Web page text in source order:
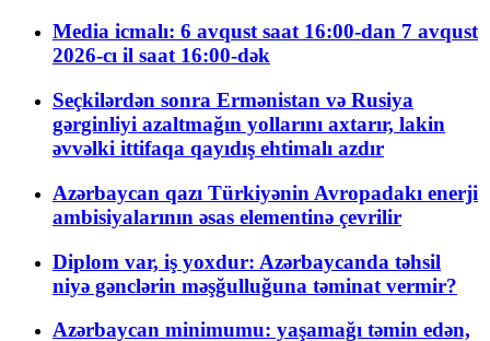
Media icmalı: 6 avqust saat 16:00-dan 7 avqust
2026-cı il saat 16:00-dək
Seçkilərdən sonra Ermənistan və Rusiya
gərginliyi azaltmağın yollarını axtarır, lakin
əvvəlki ittifaqa qayıdış ehtimalı azdır
Azərbaycan qazı Türkiyənin Avropadakı enerji
ambisiyalarının əsas elementinə çevrilir
Diplom var, iş yoxdur: Azərbaycanda təhsil
niyə gənclərin məşğulluğuna təminat vermir?
Azərbaycan minimumu: yaşamağı təmin edən,